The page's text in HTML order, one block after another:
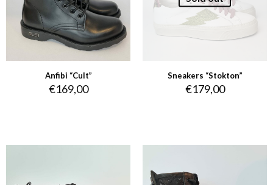
Anfibi “Cult”
€169,00
Sneakers “Stokton”
€179,00